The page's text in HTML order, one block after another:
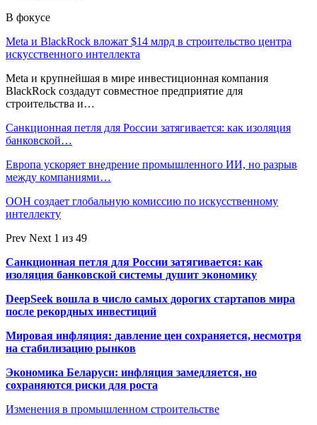
В фокусе
Meta и BlackRock вложат $14 млрд в строительство центра
искусственного интеллекта
Meta и крупнейшая в мире инвестиционная компания
BlackRock создадут совместное предприятие для
строительства и…
Санкционная петля для России затягивается: как изоляция
банковской…
Европа ускоряет внедрение промышленного ИИ, но разрыв
между компаниями…
ООН создает глобальную комиссию по искусственному
интеллекту
Prev Next 1 из 49
Санкционная петля для России затягивается: как
изоляция банковской системы душит экономику
DeepSeek вошла в число самых дорогих стартапов мира
после рекордных инвестиций
Мировая инфляция: давление цен сохраняется, несмотря
на стабилизацию рынков
Экономика Беларуси: инфляция замедляется, но
сохраняются риски для роста
Изменения в промышленном строительстве